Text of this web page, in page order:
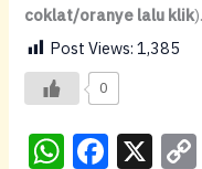
coklat/oranye lalu klik).
Post Views: 1,385
0
W F X